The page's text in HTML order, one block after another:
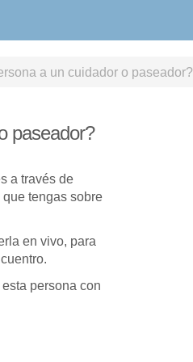
a un cuidador o paseador?
paseador?
a través de
tengas sobre
en vivo, para
persona con